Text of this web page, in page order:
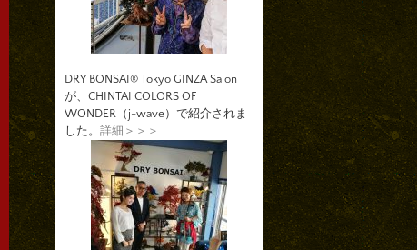
DRY BONSAI® Tokyo GINZA Salon
が、CHINTAI COLORS OF
WONDER（j-wave）で紹介されま
した。 詳細＞＞＞